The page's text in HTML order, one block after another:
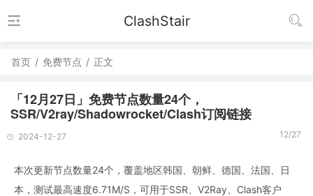
ClashStair
首页 / 免费节点 / 正文
「12月27日」免费节点数量24个，
SSR/V2ray/Shadowrocket/Clash订阅链接
2024-12-27 12/27
本次更新节点数量24个，覆盖地区韩国、朝鲜、德国、法国、日
本，测试最高速度6.71M/S，可用于SSR、V2Ray、Clash客户